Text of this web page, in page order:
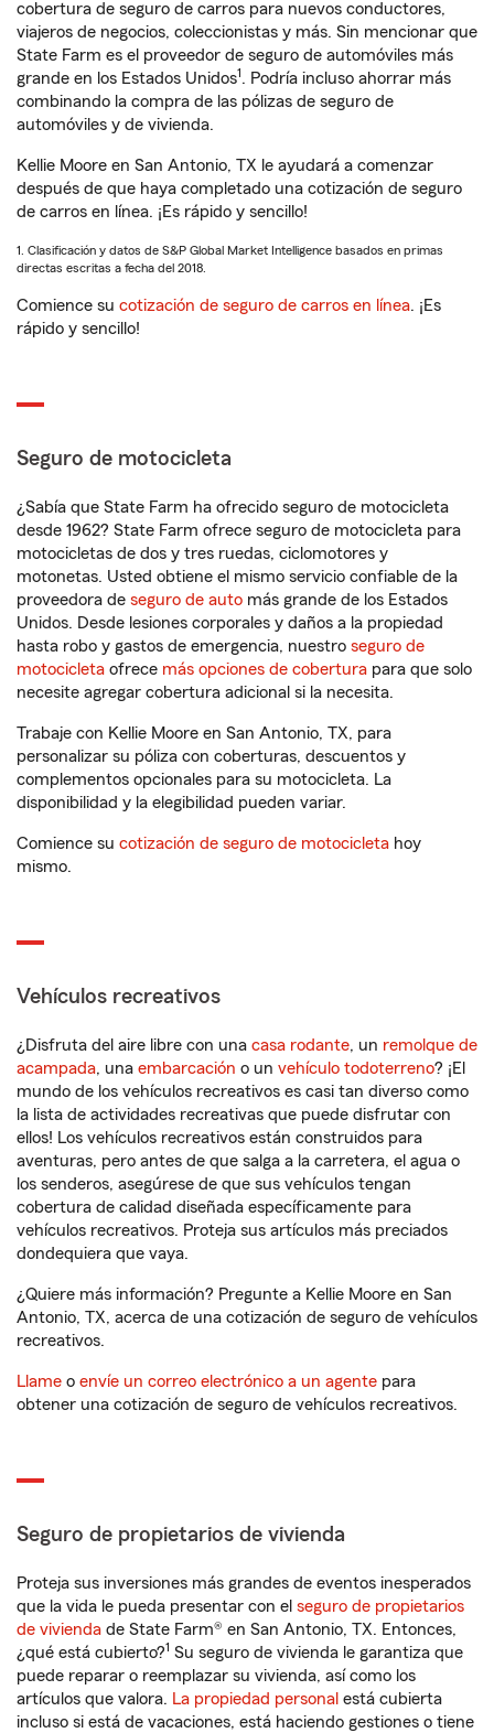
cobertura de seguro de carros para nuevos conductores,
viajeros de negocios, coleccionistas y más. Sin mencionar que
State Farm es el proveedor de seguro de automóviles más
grande en los Estados Unidos1. Podría incluso ahorrar más
combinando la compra de las pólizas de seguro de
automóviles y de vivienda.
Kellie Moore en San Antonio, TX le ayudará a comenzar
después de que haya completado una cotización de seguro
de carros en línea. ¡Es rápido y sencillo!
1. Clasificación y datos de S&P Global Market Intelligence basados en primas
directas escritas a fecha del 2018.
Comience su cotización de seguro de carros en línea. ¡Es
rápido y sencillo!
Seguro de motocicleta
¿Sabía que State Farm ha ofrecido seguro de motocicleta
desde 1962? State Farm ofrece seguro de motocicleta para
motocicletas de dos y tres ruedas, ciclomotores y
motonetas. Usted obtiene el mismo servicio confiable de la
proveedora de seguro de auto más grande de los Estados
Unidos. Desde lesiones corporales y daños a la propiedad
hasta robo y gastos de emergencia, nuestro seguro de
motocicleta ofrece más opciones de cobertura para que solo
necesite agregar cobertura adicional si la necesita.
Trabaje con Kellie Moore en San Antonio, TX, para
personalizar su póliza con coberturas, descuentos y
complementos opcionales para su motocicleta. La
disponibilidad y la elegibilidad pueden variar.
Comience su cotización de seguro de motocicleta hoy
mismo.
Vehículos recreativos
¿Disfruta del aire libre con una casa rodante, un remolque de
acampada, una embarcación o un vehículo todoterreno? ¡El
mundo de los vehículos recreativos es casi tan diverso como
la lista de actividades recreativas que puede disfrutar con
ellos! Los vehículos recreativos están construidos para
aventuras, pero antes de que salga a la carretera, el agua o
los senderos, asegúrese de que sus vehículos tengan
cobertura de calidad diseñada específicamente para
vehículos recreativos. Proteja sus artículos más preciados
dondequiera que vaya.
¿Quiere más información? Pregunte a Kellie Moore en San
Antonio, TX, acerca de una cotización de seguro de vehículos
recreativos.
Llame o envíe un correo electrónico a un agente para
obtener una cotización de seguro de vehículos recreativos.
Seguro de propietarios de vivienda
Proteja sus inversiones más grandes de eventos inesperados
que la vida le pueda presentar con el seguro de propietarios
de vivienda de State Farm® en San Antonio, TX. Entonces,
¿qué está cubierto?1 Su seguro de vivienda le garantiza que
puede reparar o reemplazar su vivienda, así como los
artículos que valora. La propiedad personal está cubierta
incluso si está de vacaciones, está haciendo gestiones o tiene